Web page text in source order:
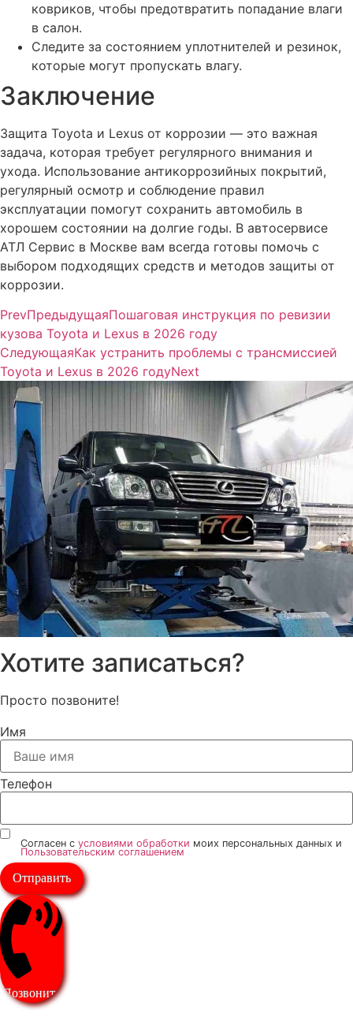
ковриков, чтобы предотвратить попадание влаги
в салон.
Следите за состоянием уплотнителей и резинок,
которые могут пропускать влагу.
Заключение
Защита Toyota и Lexus от коррозии — это важная
задача, которая требует регулярного внимания и
ухода. Использование антикоррозийных покрытий,
регулярный осмотр и соблюдение правил
эксплуатации помогут сохранить автомобиль в
хорошем состоянии на долгие годы. В автосервисе
АТЛ Сервис в Москве вам всегда готовы помочь с
выбором подходящих средств и методов защиты от
коррозии.
PrevПредыдущаяПошаговая инструкция по ревизии
кузова Toyota и Lexus в 2026 году
СледующаяКак устранить проблемы с трансмиссией
Toyota и Lexus в 2026 годуNext
Хотите записаться?
Просто позвоните!
Имя
Телефон
Согласен с условиями обработки моих персональных данных и
Пользовательским соглашением
Отправить
Позвонить